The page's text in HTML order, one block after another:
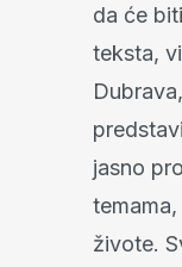
da će
teksta,
jasno
živote.